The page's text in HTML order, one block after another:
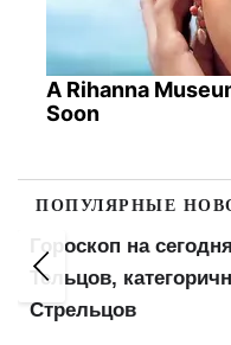
A Rihanna
Soon
ПОПУЛЯРНЫЕ
Гороскоп на
Тельцов,
Стрельцов